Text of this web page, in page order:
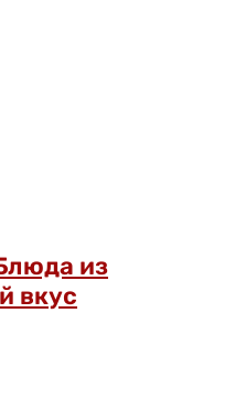
из
вкус